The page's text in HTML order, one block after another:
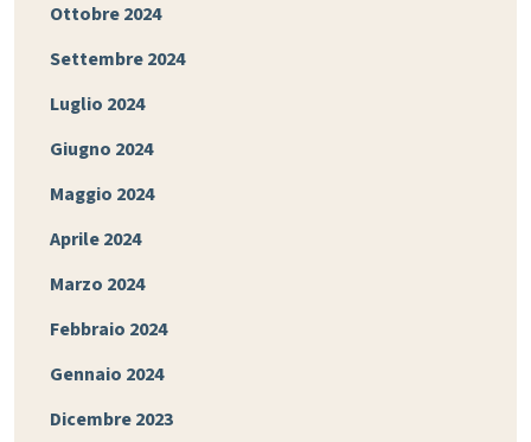
Ottobre 2024
Settembre 2024
Luglio 2024
Giugno 2024
Maggio 2024
Aprile 2024
Marzo 2024
Febbraio 2024
Gennaio 2024
Dicembre 2023